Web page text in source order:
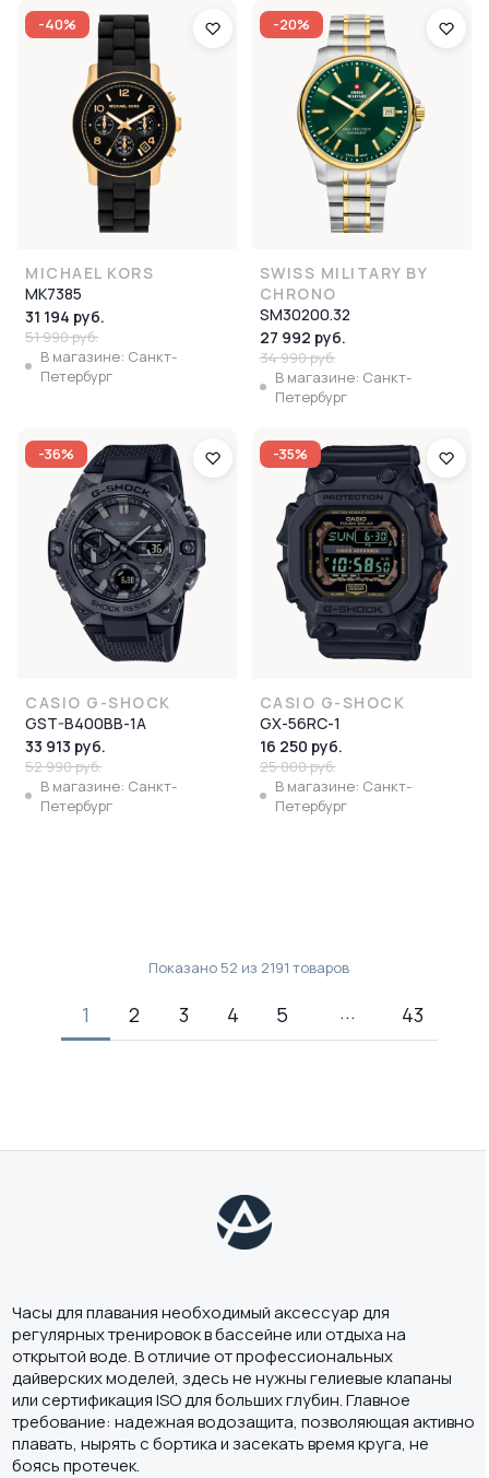
-40%
MICHAEL KORS
MK7385
31 194 руб.
51 990 руб.
В магазине: Санкт-
Петербург
-20%
SWISS MILITARY BY
CHRONO
SM30200.32
27 992 руб.
34 990 руб.
В магазине: Санкт-
Петербург
-36%
CASIO G-SHOCK
GST-B400BB-1A
33 913 руб.
52 990 руб.
В магазине: Санкт-
Петербург
-35%
CASIO G-SHOCK
GX-56RC-1
16 250 руб.
25 000 руб.
В магазине: Санкт-
Петербург
Показано 52 из 2191 товаров
1 2 3 4 5 43
Часы для плавания необходимый аксессуар для
регулярных тренировок в бассейне или отдыха на
открытой воде. В отличие от профессиональных
дайверских моделей, здесь не нужны гелиевые клапаны
или сертификация ISO для больших глубин. Главное
требование: надежная водозащита, позволяющая активно
плавать, нырять с бортика и засекать время круга, не
боясь протечек.